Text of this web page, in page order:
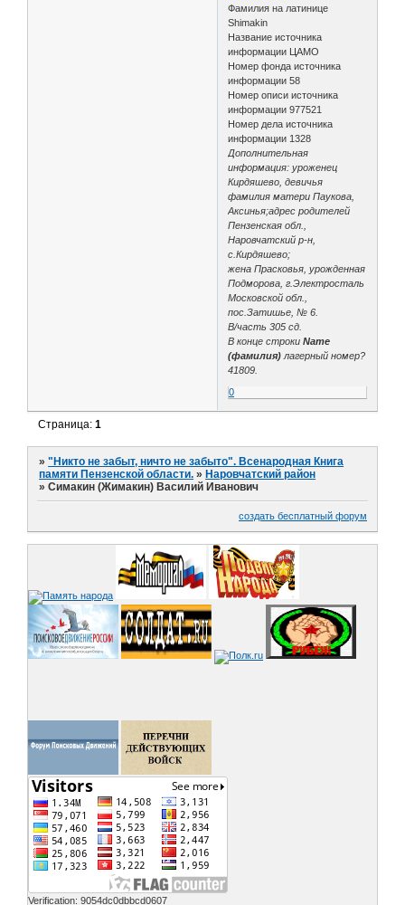
Фамилия на латинице
Shimakin
Название источника
информации ЦАМО
Номер фонда источника
информации 58
Номер описи источника
информации 977521
Номер дела источника
информации 1328
Дополнительная
информация: уроженец
Кирдяшево, девичья
фамилия матери Паукова,
Аксинья;адрес родителей
Пензенская обл.,
Наровчатский р-н,
с.Кирдяшево;
жена Прасковья, урожденная
Подморова, г.Электросталь
Московской обл.,
пос.Затишье, № 6.
В/часть 305 сд.
В конце строки Name
(фамилия) лагерный номер?
41809.
0
Страница:1
»"Никто не забыт, ничто не забыто". Всенародная Книга
памяти Пензенской области. » Наровчатский район
»Симакин (Жимакин) Василий Иванович
создать бесплатный форум
Verification: 9054dc0dbbcd0607